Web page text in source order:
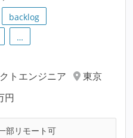
backlog
…
トエンジニア
東京
円
部リモート可